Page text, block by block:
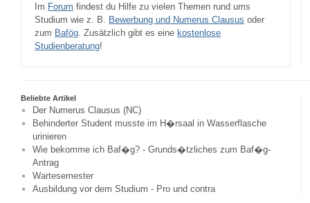
Im Forum findest du Hilfe zu vielen Themen rund ums
Studium wie z. B. Bewerbung und Numerus Clausus oder
zum Bafög. Zusätzlich gibt es eine kostenlose
Studienberatung!
Beliebte Artikel
Der Numerus Clausus (NC)
Behinderter Student musste im H�rsaal in Wasserflasche
urinieren
Wie bekomme ich Baf�g? - Grunds�tzliches zum Baf�g-
Antrag
Wartesemester
Ausbildung vor dem Studium - Pro und contra